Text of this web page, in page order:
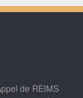
de REIMS